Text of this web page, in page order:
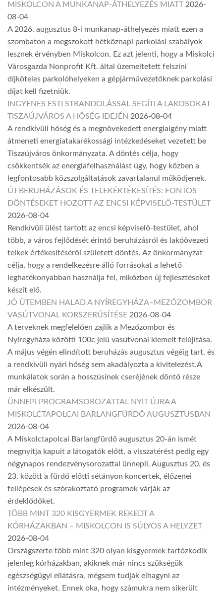
MISKOLCON A MUNKANAP-ÁTHELYEZÉS MIATT 2026-
08-04
A 2026. augusztus 8-i munkanap-áthelyezés miatt ezen a
szombaton a megszokott hétköznapi parkolási szabályok
lesznek érvényben Miskolcon. Ez azt jelenti, hogy a Miskolci
Városgazda Nonprofit Kft. által üzemeltetett felszíni
díjköteles parkolóhelyeken a gépjárművezetőknek parkolási
díjat kell fizetniük.
INGYENES ESTI STRANDOLÁSSAL SEGÍTI A LAKOSOKAT
TISZAÚJVÁROS A HŐSÉG IDEJÉN 2026-08-04
A rendkívüli hőség és a megnövekedett energiaigény miatt
átmeneti energiatakarékossági intézkedéseket vezetett be
Tiszaújváros önkormányzata. A döntés célja, hogy
csökkentsék az energiafelhasználást úgy, hogy közben a
legfontosabb közszolgáltatások zavartalanul működjenek.
ÚJ BERUHÁZÁSOK ÉS TELEKÉRTÉKESÍTÉS: FONTOS
DÖNTÉSEKET HOZOTT AZ ENCSI KÉPVISELŐ-TESTÜLET
2026-08-04
Rendkívüli ülést tartott az encsi képviselő-testület, ahol
több, a város fejlődését érintő beruházásról és lakóövezeti
telkek értékesítéséről született döntés. Az önkormányzat
célja, hogy a rendelkezésre álló forrásokat a lehető
leghatékonyabban használja fel, miközben új fejlesztéseket
készít elő.
JÓ ÜTEMBEN HALAD A NYÍREGYHÁZA–MEZŐZOMBOR
VASÚTVONAL KORSZERŰSÍTÉSE 2026-08-04
A terveknek megfelelően zajlik a Mezőzombor és
Nyíregyháza közötti 100c jelű vasútvonal kiemelt felújítása.
A május végén elindított beruházás augusztus végéig tart, és
a rendkívüli nyári hőség sem akadályozta a kivitelezést.A
munkálatok során a hosszúsínek cseréjének döntő része
már elkészült.
ÜNNEPI PROGRAMSOROZATTAL NYIT ÚJRA A
MISKOLCTAPOLCAI BARLANGFÜRDŐ AUGUSZTUSBAN
2026-08-04
A Miskolctapolcai Barlangfürdő augusztus 20-án ismét
megnyitja kapuit a látogatók előtt, a visszatérést pedig egy
négynapos rendezvénysorozattal ünnepli. Augusztus 20. és
23. között a fürdő előtti sétányon koncertek, élőzenei
fellépések és szórakoztató programok várják az
érdeklődőket.
TÖBB MINT 320 KISGYERMEK REKEDT A
KÓRHÁZAKBAN – MISKOLCON IS SÚLYOS A HELYZET
2026-08-04
Országszerte több mint 320 olyan kisgyermek tartózkodik
jelenleg kórházakban, akiknek már nincs szükségük
egészségügyi ellátásra, mégsem tudják elhagyni az
intézményeket. Ennek oka, hogy számukra nem sikerült